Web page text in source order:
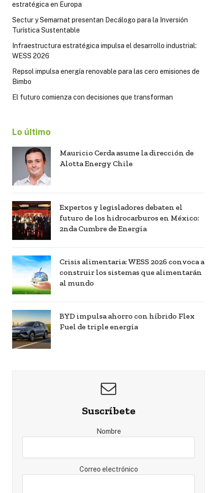
estratégica en Europa
Sectur y Semarnat presentan Decálogo para la Inversión
Turística Sustentable
Infraestructura estratégica impulsa el desarrollo industrial:
WESS 2026
Repsol impulsa energía renovable para las cero emisiones de
Bimbo
El futuro comienza con decisiones que transforman
Lo último
Mauricio Cerda asume la dirección de
Alotta Energy Chile
Expertos y legisladores debaten el
futuro de los hidrocarburos en México:
2nda Cumbre de Energía
Crisis alimentaria: WESS 2026 convoca a
construir los sistemas que alimentarán
al mundo
BYD impulsa ahorro con híbrido Flex
Fuel de triple energía
Suscríbete
Nombre
Correo electrónico